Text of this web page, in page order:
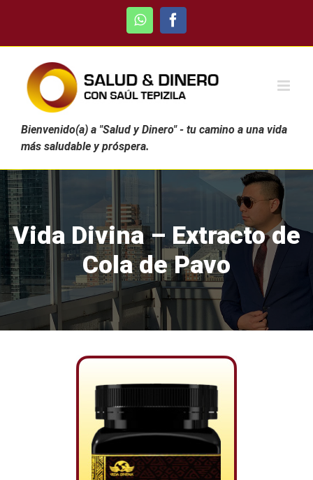
WhatsAppFacebook
Bienvenido(a) a "Salud y Dinero" - tu camino a una vida
más saludable y próspera.
Vida Divina – Extracto de
Cola de Pavo